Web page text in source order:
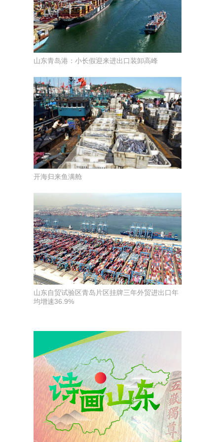
山东青岛港：小长假迎来进出口装卸高峰
开海归来鱼满舱
山东自贸试验区青岛片区挂牌三年外贸进出口年
均增速36.9%